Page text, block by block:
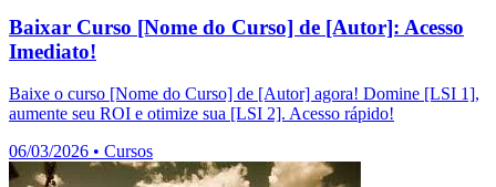
Baixar Curso [Nome do Curso] de [Autor]: Acesso
Imediato!
Baixe o curso [Nome do Curso] de [Autor] agora! Domine [LSI 1],
aumente seu ROI e otimize sua [LSI 2]. Acesso rápido!
06/03/2026 • Cursos